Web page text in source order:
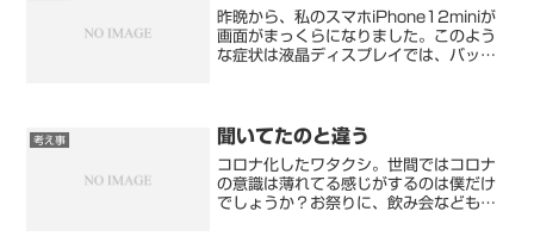
昨晩から、私のスマホiPhone12miniが
画面がまっくらになりました。このよう
な症状は液晶ディスプレイでは、バック
故障...
考え事 聞いてたのと違う
コロナ化したワタクシ。世間ではコロナ
の意識は薄れてる感じがするのは僕だけ
でしょうか？お祭りに、飲み会なども今